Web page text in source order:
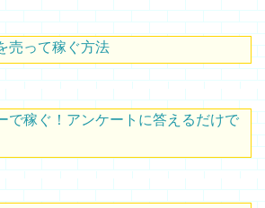
売って稼ぐ方法
で稼ぐ！アンケートに答えるだけで